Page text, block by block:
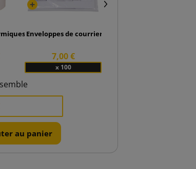
en papier blanc
100x150 rouleau de 500 pcs.
Enveloppes de courrier Kangourous Ventouses C6
7,00 €
x 100
au panier